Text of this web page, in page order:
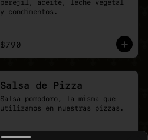
perejil, aceite, leche vegetal
y condimentos.
$790
Salsa de Pizza
Salsa pomodoro, la misma que
utilizamos en nuestras pizzas.